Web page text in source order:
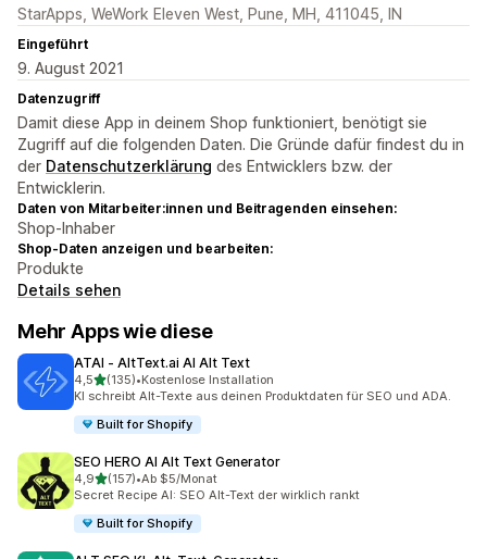
StarApps, WeWork Eleven West, Pune, MH, 411045, IN
Eingeführt
9. August 2021
Datenzugriff
Damit diese App in deinem Shop funktioniert, benötigt sie
Zugriff auf die folgenden Daten. Die Gründe dafür findest du in
der Datenschutzerklärung des Entwicklers bzw. der
Entwicklerin.
Daten von Mitarbeiter:innen und Beitragenden einsehen:
Shop-Inhaber
Shop-Daten anzeigen und bearbeiten:
Produkte
Details sehen
Mehr Apps wie diese
ATAI ‑ AltText.ai AI Alt Text
4,5von 5 Sternen
(135)
135 Rezensionen insgesamt
•Kostenlose Installation
KI schreibt Alt-Texte aus deinen Produktdaten für SEO und ADA.
Built for Shopify
SEO HERO AI Alt Text Generator
4,9von 5 Sternen
(157)
157 Rezensionen insgesamt
•Ab $5/Monat
Secret Recipe AI: SEO Alt-Text der wirklich rankt
Built for Shopify